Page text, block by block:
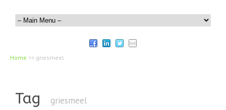
Home >> griesmeel
Tag griesmeel